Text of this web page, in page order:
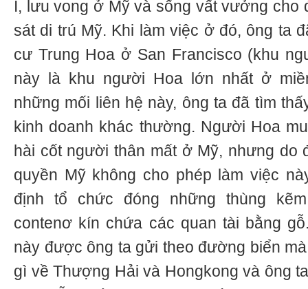
I, lưu vong ở Mỹ và sống vất vưởng cho
sát di trú Mỹ. Khi làm việc ở đó, ông ta
cư Trung Hoa ở San Francisco (khu
này là khu người Hoa lớn nhất ở
những mối liên hệ này, ông ta đã tìm
kinh doanh khác thường. Người Hoa
hài cốt người thân mất ở Mỹ, nhưng do
quyền Mỹ không cho phép làm việc
định tổ chức đóng những thùng
contenơ kín chứa các quan tài bằng
này được ông ta gửi theo đường biển
gì về Thượng Hải và Hongkong và ông